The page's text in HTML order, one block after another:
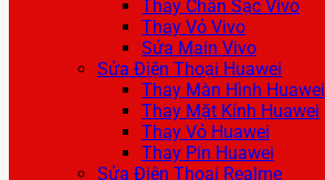
Thay Chân Sạc Vivo
Thay Vỏ Vivo
Sửa Main Vivo
Sửa Điện Thoại Huawei
Thay Màn Hình Huawei
Thay Mặt Kính Huawei
Thay Vỏ Huawei
Thay Pin Huawei
Sửa Điện Thoại Realme